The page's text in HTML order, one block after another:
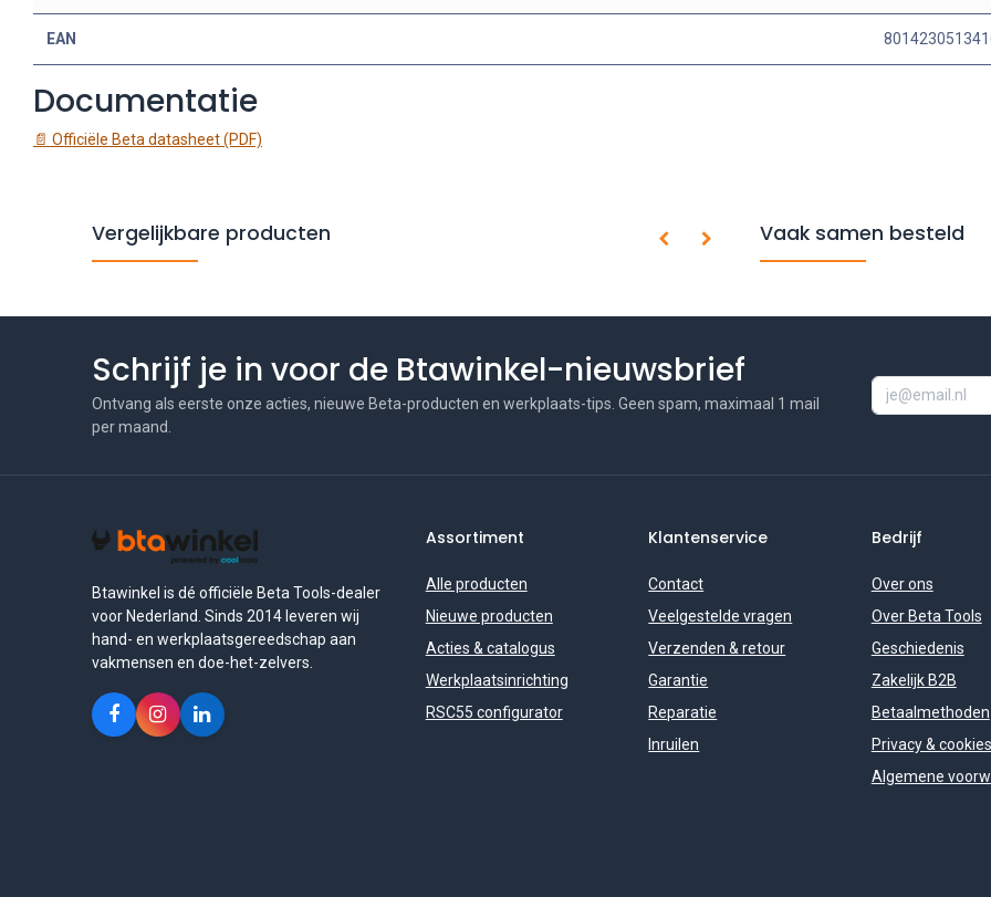
EAN
Documentatie
📄 Officiële Beta datasheet (PDF)
Vergelijkbare producten Vaak samen besteld
Schrijf je in voor de Btawinkel-nieuwsbrief
Ontvang als eerste onze acties, nieuwe Beta-producten en werkplaats-tips. Geen spam, maximaal 1 mail
per maand.
Btawinkel is dé officiële Beta Tools-dealer
voor Nederland. Sinds 2014 leveren wij
hand- en werkplaatsgereedschap aan
vakmensen en doe-het-zelvers.
Assortiment
Alle producten
Nieuwe producten
Acties & catalogus
Werkplaatsinrichting
RSC55 configurator
Klantenservice
Contact
Veelgestelde vragen
Verzenden & retour
Garantie
Reparatie
Inruilen
Bedrijf
Over ons
Over Beta Tools
Geschiedenis
Zakelijk B2B
Betaalmethoden
Privacy & cookies
Algemene